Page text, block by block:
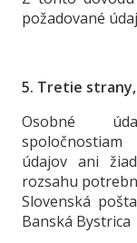
požadované
5. Tretie
Osobné
údajov ani
rozsahu
Slovenská
Banská Bystrica